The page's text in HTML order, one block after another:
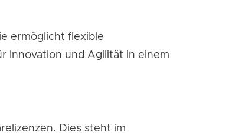
ermöglicht flexible
Innovation und Agilität in einem
Dies steht im